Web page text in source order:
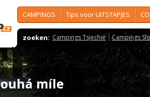
CAMPINGS Tips voor UITSTAPJES
zoeken: Campings Tsjechië Campings
míle